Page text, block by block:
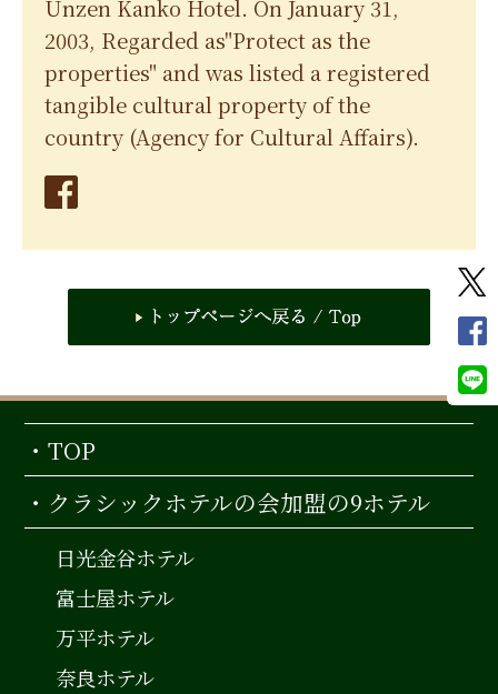
Unzen Kanko Hotel. On January 31,
2003, Regarded as"Protect as the
properties" and was listed a registered
tangible cultural property of the
country (Agency for Cultural Affairs).
・TOP
・クラシックホテルの会加盟の9ホテル
日光金谷ホテル
富士屋ホテル
万平ホテル
奈良ホテル